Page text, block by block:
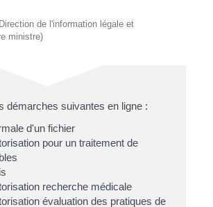
de l'information légale et
ministre)
démarches suivantes en ligne :
d'un fichier
pour un traitement de
recherche médicale
évaluation des pratiques de